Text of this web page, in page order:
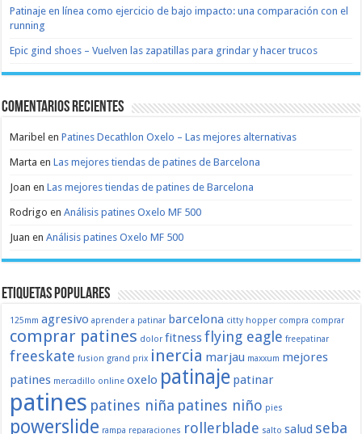
Patinaje en línea como ejercicio de bajo impacto: una comparación con el
running
Epic gind shoes – Vuelven las zapatillas para grindar y hacer trucos
Comentarios recientes
Maribel enPatines Decathlon Oxelo – Las mejores alternativas
Marta enLas mejores tiendas de patines de Barcelona
Joan enLas mejores tiendas de patines de Barcelona
Rodrigo enAnálisis patines Oxelo MF 500
Juan enAnálisis patines Oxelo MF 500
Etiquetas populares
125mm agresivo aprender a patinar barcelona citty hopper compra comprar
comprar patines dolor fitnessflying eagle freepatinar
freeskate fusion grand prix inercia marjau maxxum mejores
patines mercadillo online oxelo patinaje patinar
patines patines niña patines niño pies
powerslide rampa reparaciones rollerblade salto salud seba